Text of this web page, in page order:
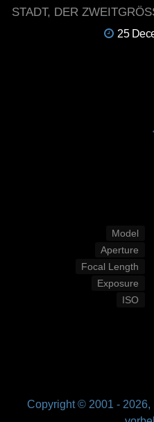
STADT, DER
25
Model
Aperture
Focal Length
Exposure
ISO
Copyright © 2001 - 2026,